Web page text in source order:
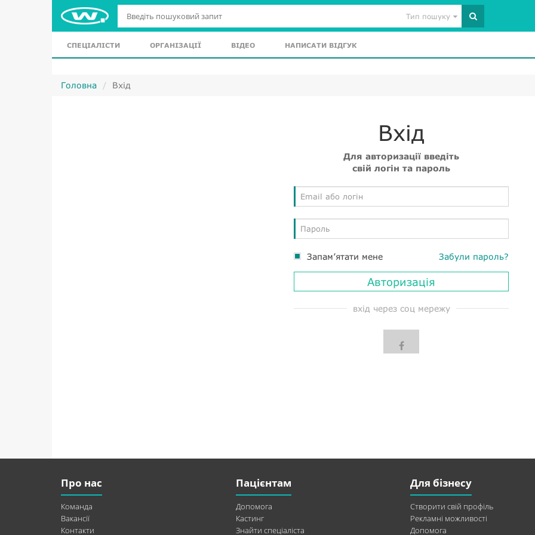
Тип пошуку
СПЕЦІАЛІСТИ ОРГАНІЗАЦІЇ ВІДЕО НАПИСАТИ ВІДГУК
Головна Вхід
Вхід
Для авторизації введіть
свій логін та пароль
Запам’ятати мене Забули пароль?
Авторизація
вхід через соц мережу
Про нас
Команда
Вакансії
Контакти
Пацієнтам
Допомога
Кастинг
Знайти спеціаліста
Для бізнесу
Створити свій профіль
Рекламні можливості
Допомога